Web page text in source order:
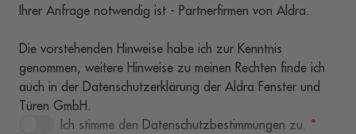
Ihrer Anfrage notwendig ist - Partnerfirmen von Aldra.
Die vorstehenden Hinweise habe ich zur Kenntnis
genommen, weitere Hinweise zu meinen Rechten finde ich
auch in der Datenschutzerklärung der Aldra Fenster und
Türen GmbH.
Ich stimme den Datenschutzbestimmungen zu. *